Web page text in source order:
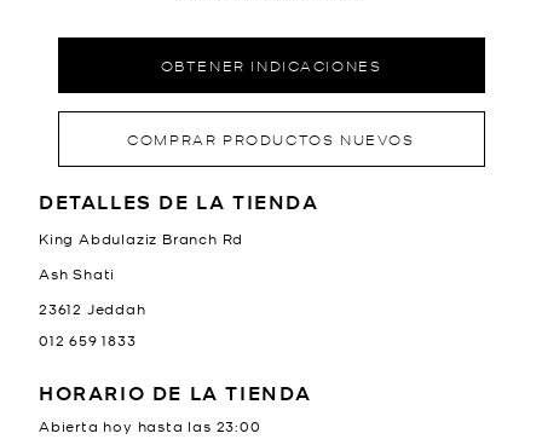
OBTENER INDICACIONES
COMPRAR PRODUCTOS NUEVOS
LOCATION INFORMATION
DETALLES DE LA TIENDA
King Abdulaziz Branch Rd
Ash Shati
23612 Jeddah
012 659 1833
HORARIO DE LA TIENDA
Abierta hoy hasta las 23:00